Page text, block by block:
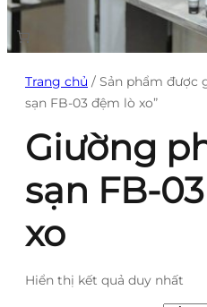
Trang chủ / Sản phẩm được
sạn FB-03 đệm lò xo”
Giường
sạn FB-
xo
Hiển thị kết quả duy nhất